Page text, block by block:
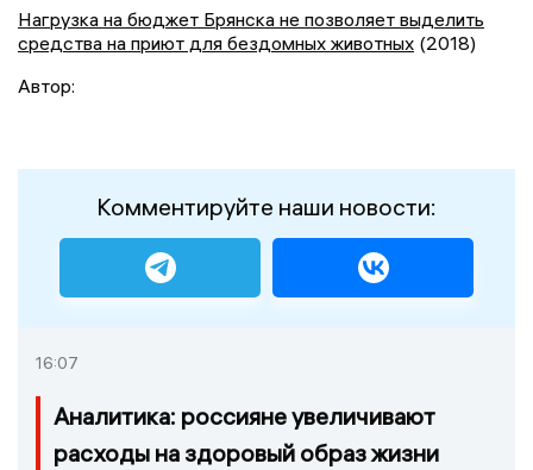
Нагрузка на бюджет Брянска не позволяет выделить
средства на приют для бездомных животных (2018)
Автор:
Комментируйте наши новости:
16:07
Аналитика: россияне увеличивают
расходы на здоровый образ жизни